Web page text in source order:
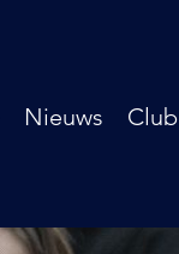
Nieuws Club